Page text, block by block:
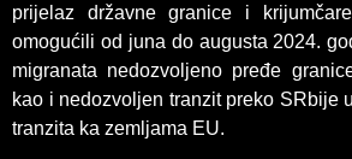
prijelaz državne granice i
omogućili od juna do augusta 2024.
migranata nedozvoljeno pređe
kao i nedozvoljen tranzit preko SRbije
tranzita ka zemljama EU.